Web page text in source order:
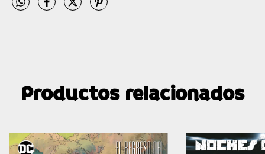
Productos relacionados